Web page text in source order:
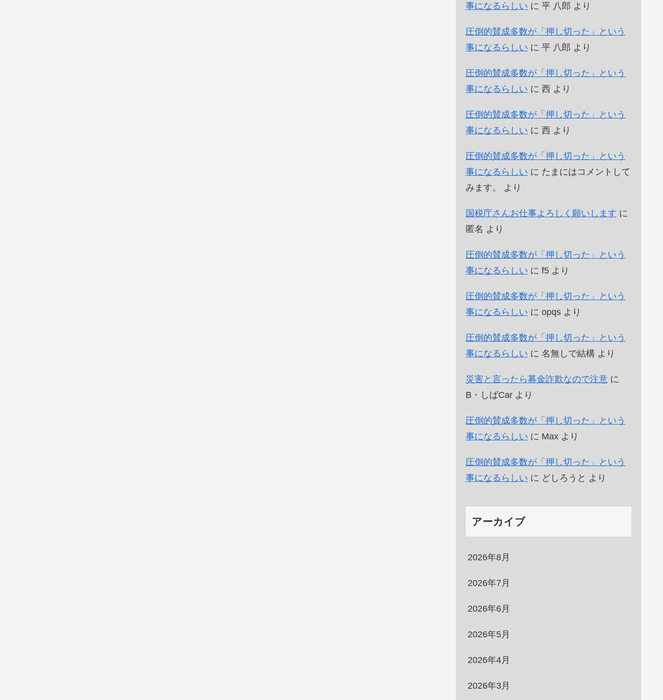
事になるらしい に 平 八郎 より
圧倒的賛成多数が「押し切った」という
事になるらしい に 平 八郎 より
圧倒的賛成多数が「押し切った」という
事になるらしい に 西 より
圧倒的賛成多数が「押し切った」という
事になるらしい に 西 より
圧倒的賛成多数が「押し切った」という
事になるらしい に たまにはコメントして
みます。
より
国税庁さんお仕事よろしく願いします に
匿名 より
圧倒的賛成多数が「押し切った」という
事になるらしい に f5 より
圧倒的賛成多数が「押し切った」という
事になるらしい に opqs より
圧倒的賛成多数が「押し切った」という
事になるらしい に 名無しで結構 より
災害と言ったら募金詐欺なので注意 に
B・しばCar より
圧倒的賛成多数が「押し切った」という
事になるらしい に Max より
圧倒的賛成多数が「押し切った」という
事になるらしい に どしろうと より
アーカイブ
2026年8月
2026年7月
2026年6月
2026年5月
2026年4月
2026年3月